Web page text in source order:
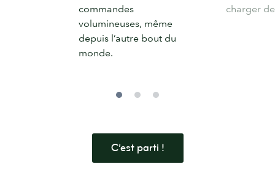
commandes
volumineuses, même
depuis l’autre bout du
monde.
charger
C’est parti !